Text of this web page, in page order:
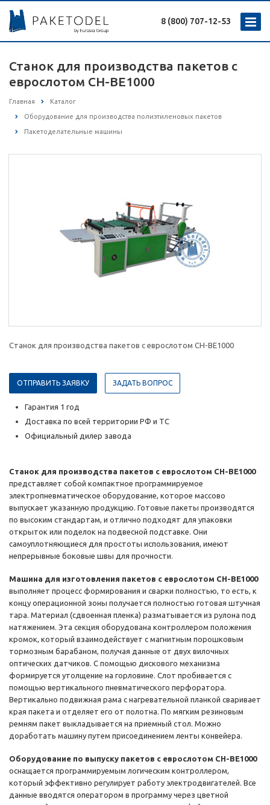
8 (800) 707-12-53
Станок для производства пакетов с
еврослотом CH-BE1000
Главная Каталог
Оборудование для производства полиэтиленовых пакетов
Пакетоделательные машины
Станок для производства пакетов с еврослотом CH-BE1000
ОТПРАВИТЬ ЗАЯВКУ ЗАДАТЬ ВОПРОС
Гарантия 1 год
Доставка по всей территории РФ и ТС
Официальный дилер завода
Станок для производства пакетов с еврослотом CH-BE1000
представляет собой компактное программируемое
электропневматическое оборудование, которое массово
выпускает указанную продукцию. Готовые пакеты производятся
по высоким стандартам, и отлично подходят для упаковки
открыток или поделок на подвесной подставке. Они
самоуплотняющиеся для простоты использования, имеют
непрерывные боковые швы для прочности.
Машина для изготовления пакетов с еврослотом CH-BE1000
выполняет процесс формирования и сварки полностью, то есть, к
концу операционной зоны получается полностью готовая штучная
тара. Материал (сдвоенная пленка) разматывается из рулона под
натяжением. Эта секция оборудована контроллером положения
кромок, который взаимодействует с магнитным порошковым
тормозным барабаном, получая данные от двух вилочных
оптических датчиков. С помощью дискового механизма
формируется утолщение на горловине. Слот пробивается с
помощью вертикального пневматического перфоратора.
Вертикально подвижная рама с нагревательной планкой сваривает
края пакета и отделяет его от полотна. По мягким резиновым
ремням пакет выкладывается на приемный стол. Можно
доработать машину путем присоединением ленты конвейера.
Оборудование по выпуску пакетов с еврослотом CH-BE1000
оснащается программируемым логическим контроллером,
который эффективно регулирует работу электродвигателей. Все
данные вводятся оператором в программу через цветной